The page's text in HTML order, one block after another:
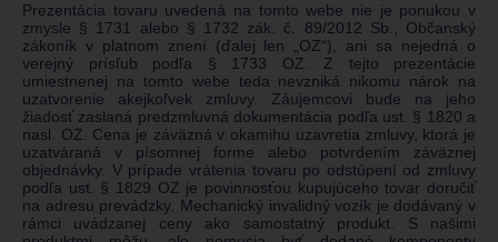
Prezentácia tovaru uvedená na tomto webe nie je ponukou v
zmysle § 1731 alebo § 1732 zák. č. 89/2012 Sb., Občanský
zákoník v platnom znení (ďalej len „OZ“), ani sa nejedná o
verejný prísľub podľa § 1733 OZ. Z tejto prezentácie
umiestnenej na tomto webe teda nevzniká nikomu nárok na
uzatvorenie akejkoľvek zmluvy. Záujemcovi bude na jeho
žiadosť zaslaná predzmluvná dokumentácia podľa ust. § 1820 a
nasl. OZ. Cena je záväzná v okamihu uzavretia zmluvy, ktorá je
uzatváraná v písomnej forme alebo potvrdením záväznej
objednávky. V prípade vrátenia tovaru po odstúpení od zmluvy
podľa ust. § 1829 OZ je povinnosťou kupujúceho tovar doručiť
na adresu prevádzky. Mechanický invalidný vozík je dodávaný v
rámci uvádzanej ceny ako samostatný produkt. S našimi